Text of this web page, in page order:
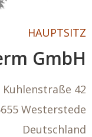
HAUPTSITZ
GmbH
Kuhlenstraße 42
Westerstede
Deutschland